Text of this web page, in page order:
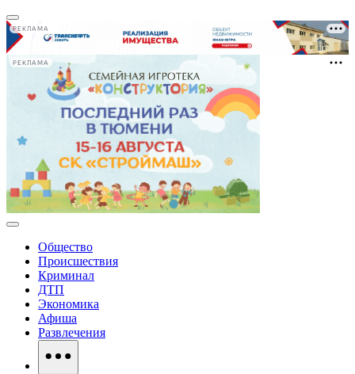
РЕКЛАМА
РЕКЛАМА
Общество
Происшествия
Криминал
ДТП
Экономика
Афиша
Развлечения